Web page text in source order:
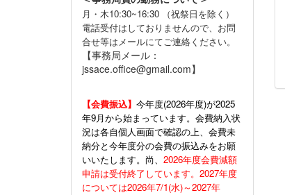
月・木10:30~16:30 （祝祭日を除く）
電話受付はしておりませんので、お問
合せ等はメールにてご連絡ください。
【事務局メール：
jssace.office@gmail.com】
【会費振込】 今年度(2026年度)が2025
年9月から始まっています。会費納入状
況は各自個人画面で確認の上、会費未
納分と今年度分の会費の振込みをお願
いいたします。尚、 2026年度会費減額
申請は受付終了しています。2027年度
については2026年7/1(水)～2027年